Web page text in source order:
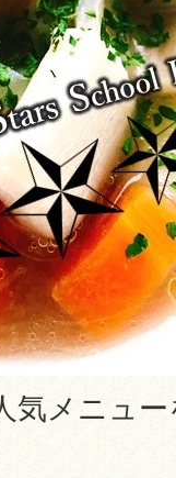
気メニュ